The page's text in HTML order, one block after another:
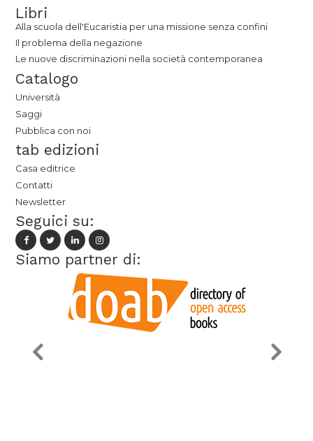
Libri
Alla scuola dell'Eucaristia per una missione senza confini
Il problema della negazione
Le nuove discriminazioni nella società contemporanea
Catalogo
Università
Saggi
Pubblica con noi
tab edizioni
Casa editrice
Contatti
Newsletter
Seguici su:
Siamo partner di: